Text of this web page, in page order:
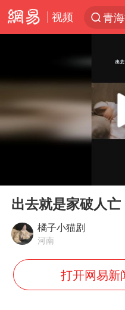
视频
青
我
台
多
Play
出去就是家破人亡
橘子小猫剧
河南
打开网易新